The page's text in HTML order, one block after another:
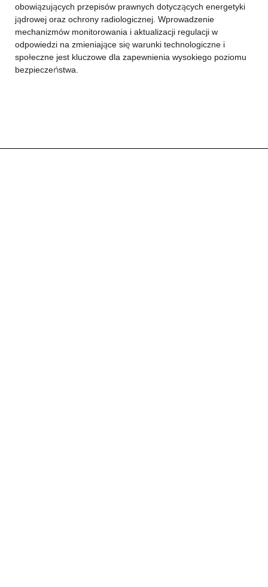
obowiązujących przepisów prawnych dotyczących energetyki
jądrowej oraz ochrony radiologicznej. Wprowadzenie
mechanizmów monitorowania i aktualizacji regulacji w
odpowiedzi na zmieniające się warunki technologiczne i
społeczne jest kluczowe dla zapewnienia wysokiego poziomu
bezpieczeństwa.